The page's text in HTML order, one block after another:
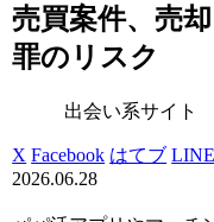
売買案件、売
罪のリスク
出会い系サイト
X Facebook はてブ LINE
2026.06.28